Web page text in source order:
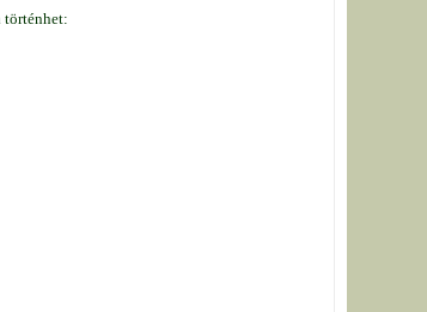
történhet: